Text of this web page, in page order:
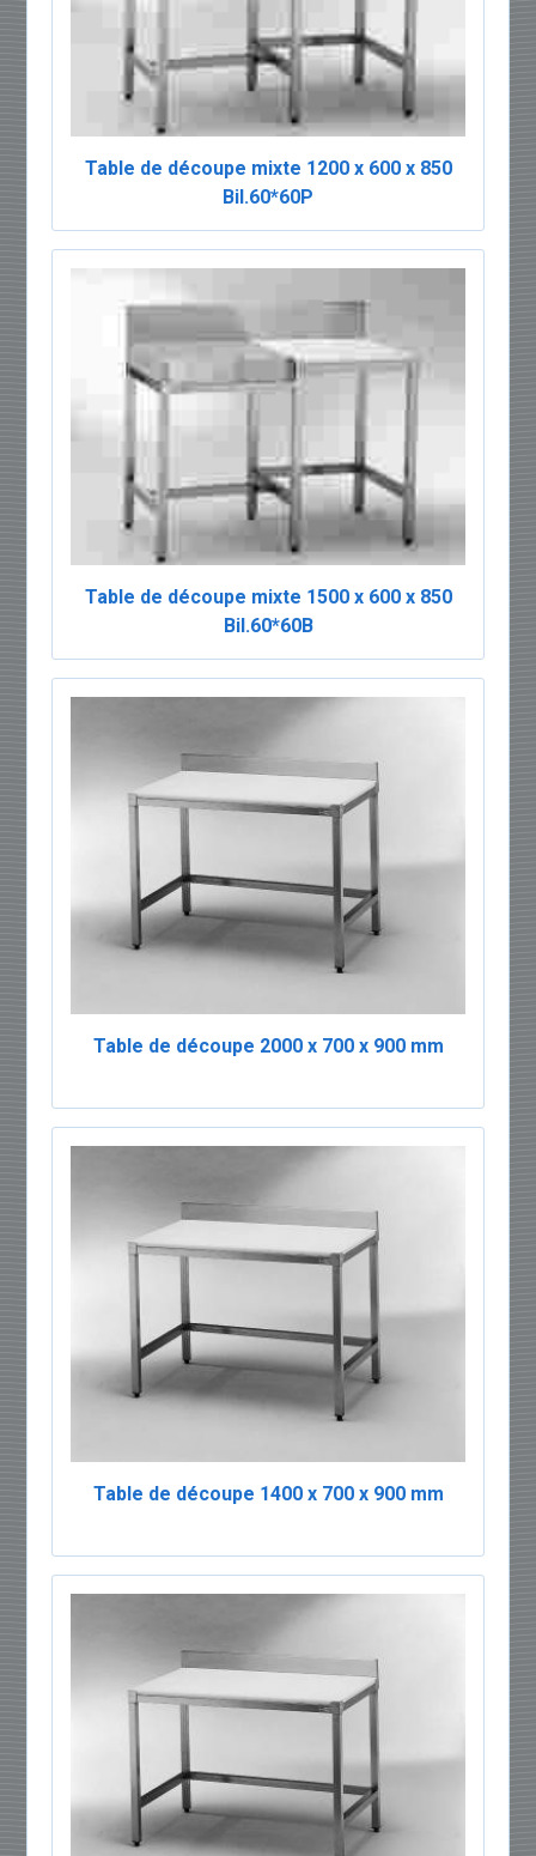
Table de découpe mixte 1200 x 600 x 850
Bil.60*60P
Table de découpe mixte 1500 x 600 x 850
Bil.60*60B
Table de découpe 2000 x 700 x 900 mm
Table de découpe 1400 x 700 x 900 mm